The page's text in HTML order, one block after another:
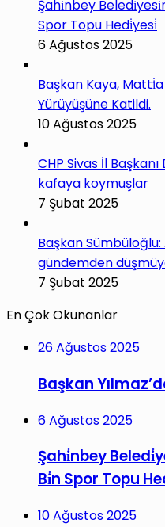
Şahi̇nbey
Spor Topu Hedi̇yesi̇
6 Ağustos 2025
Başkan Kaya,
Yürüyüşüne Katildi.
10 Ağustos 2025
CHP Sivas İl
kafaya koymuşlar
7 Şubat 2025
Başkan
gündemden
7 Şubat 2025
En Çok Okunanlar
26 Ağustos 2025
Başkan
6 Ağustos 2025
Şahi̇nbey
Bi̇n Spor Topu
10 Ağustos 2025